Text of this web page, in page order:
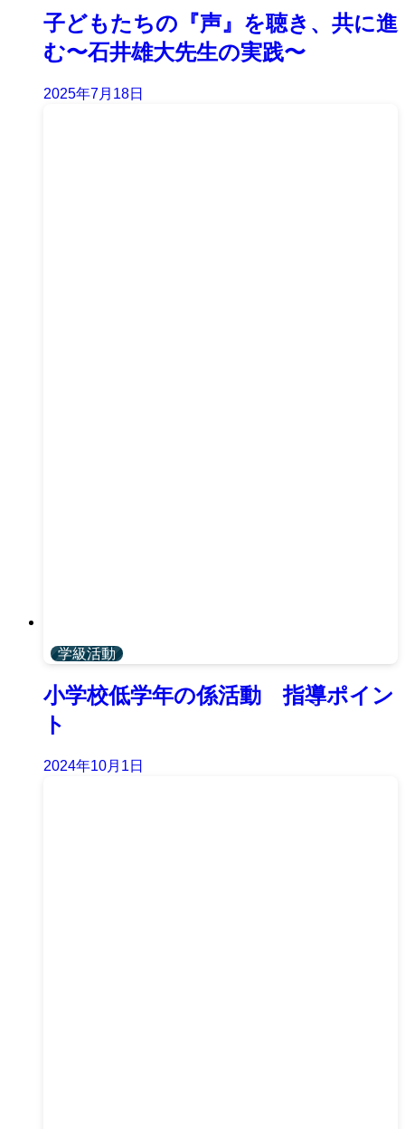
子どもたちの『声』を聴き、共に進
む〜石井雄大先生の実践〜
2025年7月18日
学級活動
小学校低学年の係活動 指導ポイン
ト
2024年10月1日